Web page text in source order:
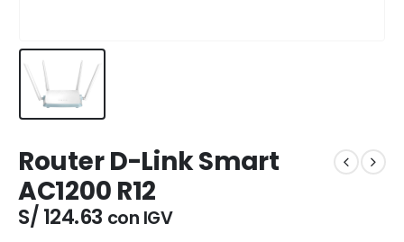
Router D-Link Smart
AC1200 R12
S/ 124.63 con IGV